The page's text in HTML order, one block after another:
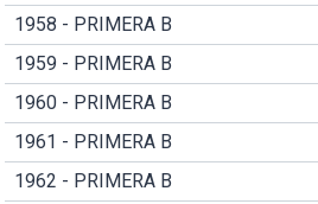
1958 - PRIMERA B
1959 - PRIMERA B
1960 - PRIMERA B
1961 - PRIMERA B
1962 - PRIMERA B